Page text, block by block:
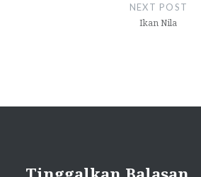
NEXT POST
Ikan Nila